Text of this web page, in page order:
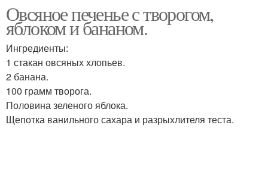
хлопьями
Овсяные хлопья
Овсяное печенье с творогом,
яблоком и бананом.
Ингредиенты:
1 стакан овсяных хлопьев.
2 банана.
100 грамм творога.
Половина зеленого яблока.
Щепотка ванильного сахара и разрыхлителя теста.